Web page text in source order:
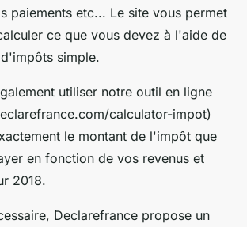
paiements etc... Le site vous permet
ce que vous devez à l'aide de
simple.
utiliser notre outil en ligne
calculator-impot)
le montant de l'impôt que
en fonction de vos revenus et
2018.
Declarefrance propose un